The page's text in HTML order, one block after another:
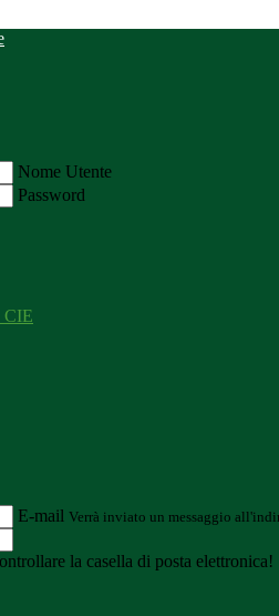
Nome Utente
Password
CIE
E-mail Verrà inviato un messaggio
la casella di posta elettronica!